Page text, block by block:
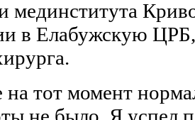
мединститута
в Елабужскую
тот момент
не было. Я успел